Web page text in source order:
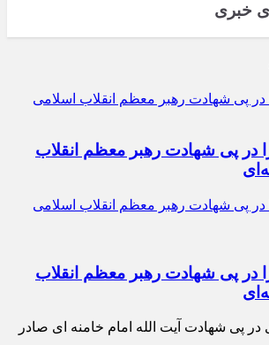
خبری
در پی شهادت رهبر معظم انقلاب
در پی شهادت رهبر معظم انقلاب
در پی شهادت آیت الله امام خامنه ای صادر